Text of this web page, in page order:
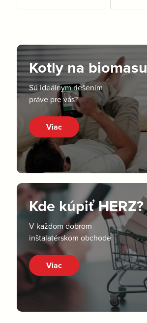
Kotly na biomasu
Sú ideálnym riešením
práve pre vás?
Viac
Kde kúpiť HERZ?
V každom dobrom
inštalatérskom obchode
Viac